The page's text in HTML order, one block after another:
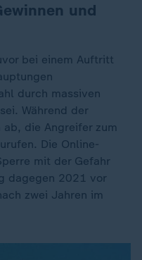
und
bei einem Auftritt
durch massiven
Während der
die Angreifer zum
Die Online-
mit der Gefahr
dagegen 2021 vor
zwei Jahren im